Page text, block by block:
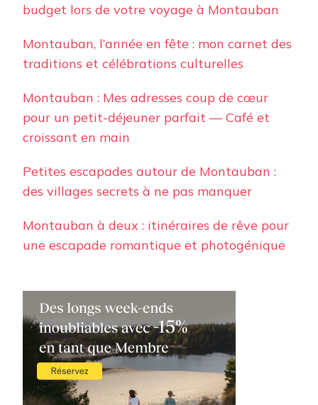
budget lors de votre voyage à Montauban
Montauban, l’année en fête : mon carnet des
traditions et célébrations culturelles
Montauban : Mes adresses coup de cœur
pour un petit-déjeuner parfait — Café et
croissant en main
Petites escapades autour de Montauban :
des villages secrets à ne pas manquer
Montauban à deux : itinéraires de rêve pour
une escapade romantique et photogénique